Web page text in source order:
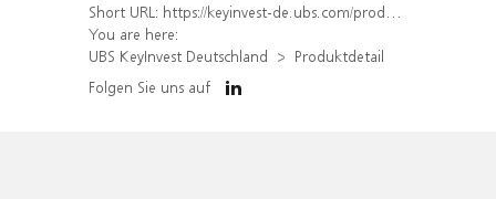
Short URL: https://keyinvest-de.ubs.com/produkt/detail/index/isin/DE000WA7FMA0
You are here:
UBS KeyInvest Deutschland
Produktdetail
Folgen Sie uns auf